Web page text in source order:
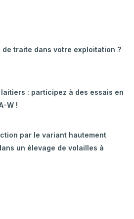
de traite dans votre exploitation ?
: participez à des essais en
W !
par le variant hautement
un élevage de volailles à